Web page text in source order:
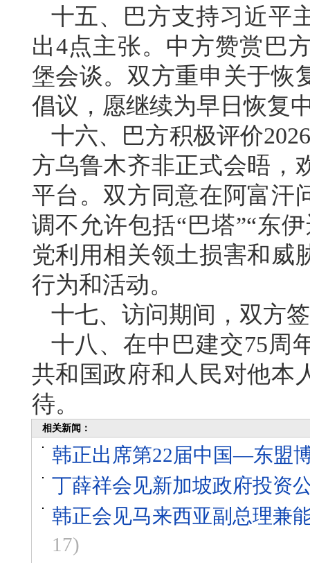
十五、巴方支持习近平
出4点主张。中方赞赏巴
堡会谈。双方重申关于恢
倡议，愿继续为早日恢复
十六、巴方积极评价
方乌鲁木齐非正式会晤，
平台。双方同意在阿富汗
调不允许包括“巴塔”“东
党利用相关领土损害和威
行为和活动。
十七、访问期间，双方
十八、在中巴建交75周
共和国政府和人民对他本
待。
相关新闻：
韩正出席第22届中国—东盟
丁薛祥会见新加坡政府投资
韩正会见马来西亚副总理兼
17)